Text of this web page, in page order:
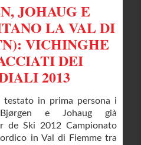
JOHAUG E
LA VAL DI
VICHINGHE
DEI
2013
testato in prima persona i
e Johaug già
de Ski 2012 Campionato
in Val di Fiemme tra